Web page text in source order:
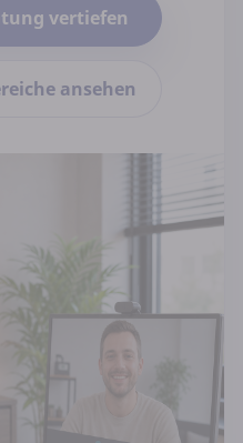
vertiefen
ansehen